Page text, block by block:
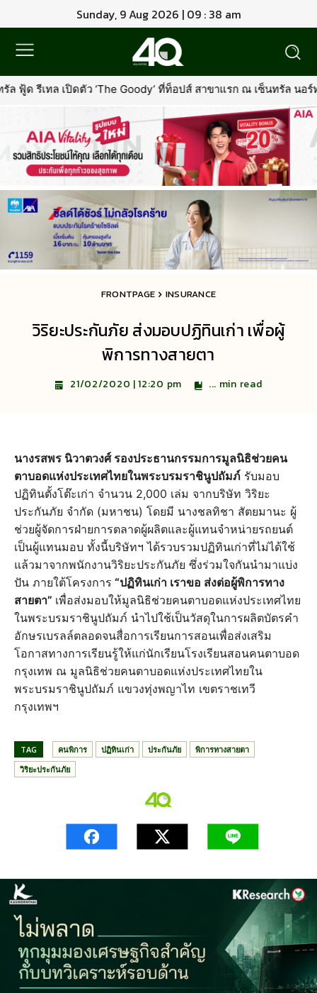
Sunday, 9 Aug 2026 | 09 : 38 am
Goody’ ที่ท็อปส์ สาขาแรก ณ เซ็นทรัล นอร์ทวิลล์พร้อมรุกตลาด
FRONTPAGE INSURANCE
วิริยะประกันภัย ส่งมอบปฏิทินเก่า เพื่อผู้
พิการทางสายตา
21/02/2020 | 12:20 pm ... min read
นางรสพร นิวาตวงศ์ รองประธานกรรมการมูลนิธิช่วยคน
ตาบอดแห่งประเทศไทยในพระบรมราชินูปถัมภ์ รับมอบ
ปฏิทินตั้งโต๊ะเก่า จำนวน 2,000 เล่ม จากบริษัท วิริยะ
ประกันภัย จำกัด (มหาชน) โดยมี นางชลทิชา สัตยมานะ ผู้
ช่วยผู้จัดการฝ่ายการตลาดผู้ผลิตและผู้แทนจำหน่ายรถยนต์
เป็นผู้แทนมอบ ทั้งนี้บริษัทฯ ได้รวบรวมปฏิทินเก่าที่ไม่ได้ใช้
แล้วมาจากพนักงานวิริยะประกันภัย ซึ่งร่วมใจกันนำมาแบ่ง
ปัน ภายใต้โครงการ “ปฏิทินเก่า เราขอ ส่งต่อผู้พิการทาง
สายตา” เพื่อส่งมอบให้มูลนิธิช่วยคนตาบอดแห่งประเทศไทย
ในพระบรมราชินูปถัมภ์ นำไปใช้เป็นวัสดุในการผลิตบัตรคำ
อักษรเบรลล์ตลอดจนสื่อการเรียนการสอนเพื่อส่งเสริม
โอกาสทางการเรียนรู้ให้แก่นักเรียนโรงเรียนสอนคนตาบอด
กรุงเทพ ณ มูลนิธิช่วยคนตาบอดแห่งประเทศไทยใน
พระบรมราชินูปถัมภ์ แขวงทุ่งพญาไท เขตราชเทวี
กรุงเทพฯ
TAG คนพิการ ปฏิทินเก่า ประกันภัย
พิการทางสายตา
วิริยะประกันภัย